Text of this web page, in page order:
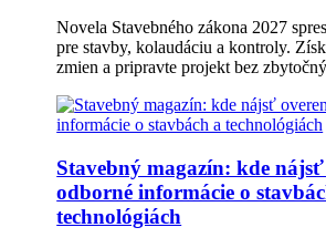
Novela Stavebného zákona 2027
pre stavby, kolaudáciu a kontroly.
zmien a pripravte projekt bez
Stavebný magazín: kde nájsť
odborné informácie o
technológiách